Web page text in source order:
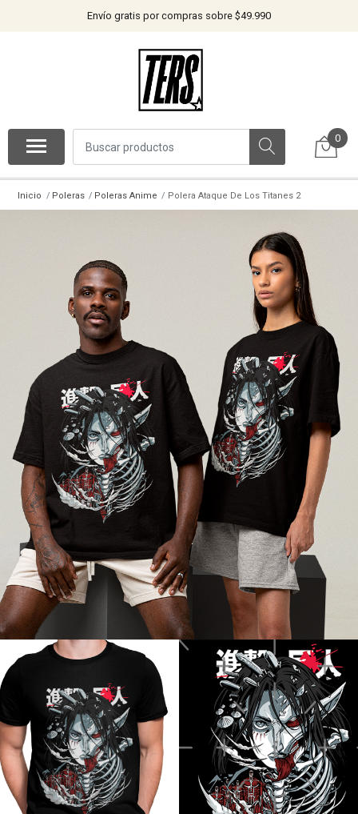
Envío gratis por compras sobre $49.990
0
Inicio Poleras Poleras Anime Polera Ataque De Los Titanes 2